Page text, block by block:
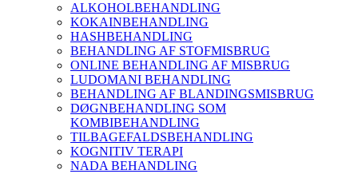
ALKOHOLBEHANDLING
KOKAINBEHANDLING
HASHBEHANDLING
BEHANDLING AF STOFMISBRUG
ONLINE BEHANDLING AF MISBRUG
LUDOMANI BEHANDLING
BEHANDLING AF BLANDINGSMISBRUG
DØGNBEHANDLING SOM
KOMBIBEHANDLING
TILBAGEFALDSBEHANDLING
KOGNITIV TERAPI
NADA BEHANDLING